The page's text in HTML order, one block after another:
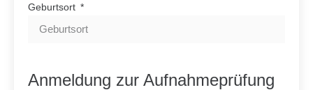
Geburtsort
Anmeldung zur Aufnahmeprüfung